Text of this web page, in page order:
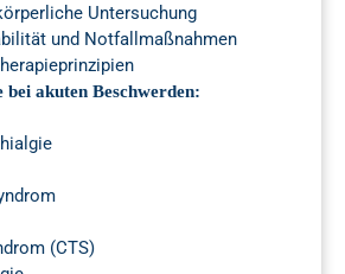
Untersuchung
und Notfallmaßnahmen
bei akuten Beschwerden:
(CTS)